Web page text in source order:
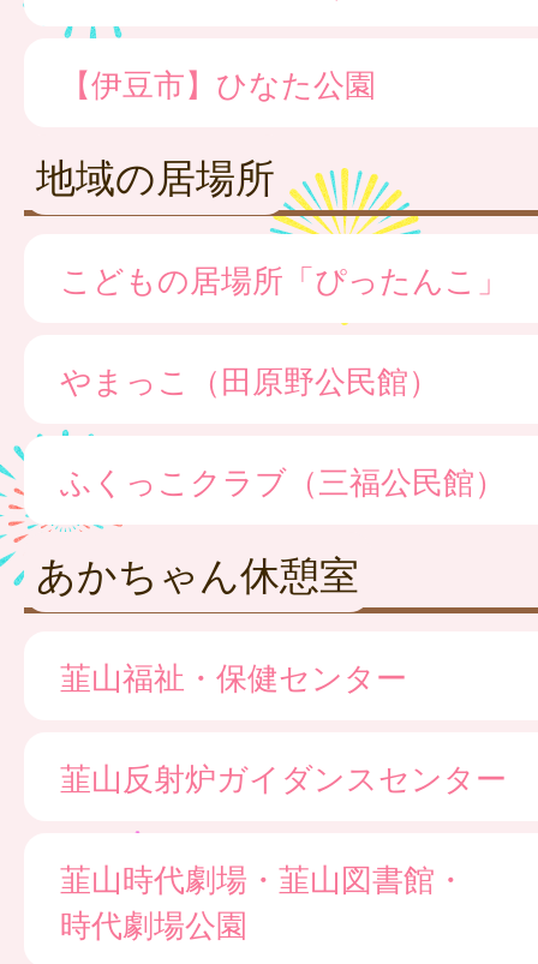
【伊豆市】ひなた公園
地域の居場所
こどもの居場所「ぴったんこ」
やまっこ（田原野公民館）
ふくっこクラブ（三福公民館）
あかちゃん休憩室
韮山福祉・保健センター
韮山反射炉ガイダンスセンター
韮山時代劇場・韮山図書館・
時代劇場公園